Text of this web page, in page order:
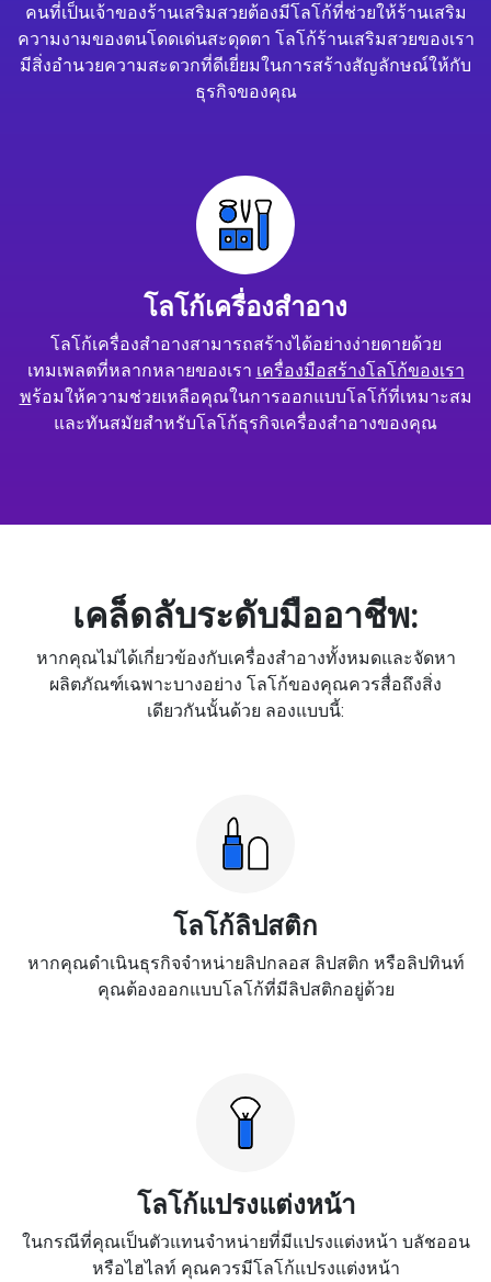
คนที่เป็นเจ้าของร้านเสริมสวยต้องมีโลโก้ที่ช่วยให้ร้านเสริม
ความงามของตนโดดเด่นสะดุดตา โลโก้ร้านเสริมสวยของเรา
มีสิ่งอำนวยความสะดวกที่ดีเยี่ยมในการสร้างสัญลักษณ์ให้กับ
ธุรกิจของคุณ
โลโก้เครื่องสำอาง
โลโก้เครื่องสำอางสามารถสร้างได้อย่างง่ายดายด้วย
เทมเพลตที่หลากหลายของเรา เครื่องมือสร้างโลโก้ของเรา
พร้อมให้ความช่วยเหลือคุณในการออกแบบโลโก้ที่เหมาะสม
และทันสมัยสำหรับโลโก้ธุรกิจเครื่องสำอางของคุณ
เคล็ดลับระดับมืออาชีพ:
หากคุณไม่ได้เกี่ยวข้องกับเครื่องสำอางทั้งหมดและจัดหา
ผลิตภัณฑ์เฉพาะบางอย่าง โลโก้ของคุณควรสื่อถึงสิ่ง
เดียวกันนั้นด้วย ลองแบบนี้:
โลโก้ลิปสติก
หากคุณดำเนินธุรกิจจำหน่ายลิปกลอส ลิปสติก หรือลิปทินท์
คุณต้องออกแบบโลโก้ที่มีลิปสติกอยู่ด้วย
โลโก้แปรงแต่งหน้า
ในกรณีที่คุณเป็นตัวแทนจำหน่ายที่มีแปรงแต่งหน้า บลัชออน
หรือไฮไลท์ คุณควรมีโลโก้แปรงแต่งหน้า